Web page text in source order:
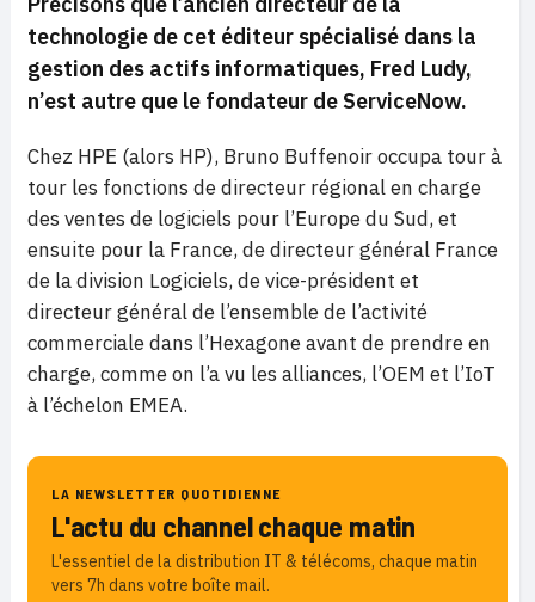
technologie de cet éditeur spécialisé dans la
gestion des actifs informatiques, Fred Ludy,
n’est autre que le fondateur de ServiceNow.
Chez HPE (alors HP), Bruno Buffenoir occupa tour à
tour les fonctions de directeur régional en charge
des ventes de logiciels pour l’Europe du Sud, et
ensuite pour la France, de directeur général France
de la division Logiciels, de vice-président et
directeur général de l’ensemble de l’activité
commerciale dans l’Hexagone avant de prendre en
charge, comme on l’a vu les alliances, l’OEM et l’IoT
à l’échelon EMEA.
LA NEWSLETTER QUOTIDIENNE
L'actu du channel chaque matin
L'essentiel de la distribution IT & télécoms, chaque matin
vers 7h dans votre boîte mail.